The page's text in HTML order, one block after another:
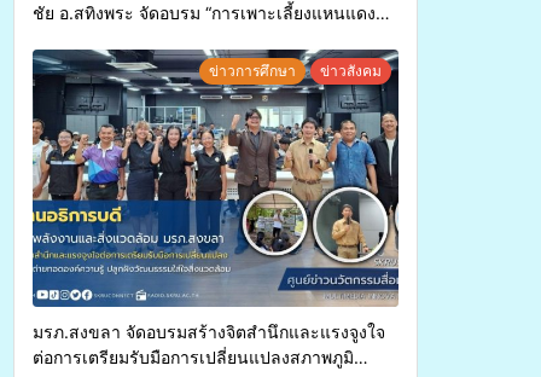
ชัย อ.สทิงพระ จัดอบรม “การเพาะเลี้ยงแหนแดง
ประสิทธิภาพการผลิต ต่อยอดสู่อาชีพเสริมใน
อนาคต
ข่าวการศึกษา ข่าวสังคม
มรภ.สงขลา จัดอบรมสร้างจิตสำนึกและแรงจูงใจ
ต่อการเตรียมรับมือการเปลี่ยนแปลงสภาพภูมิ